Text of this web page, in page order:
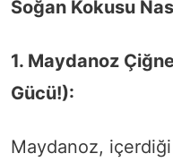
Soğan Kokusu
1. Maydanoz
Gücü!):
Maydanoz,